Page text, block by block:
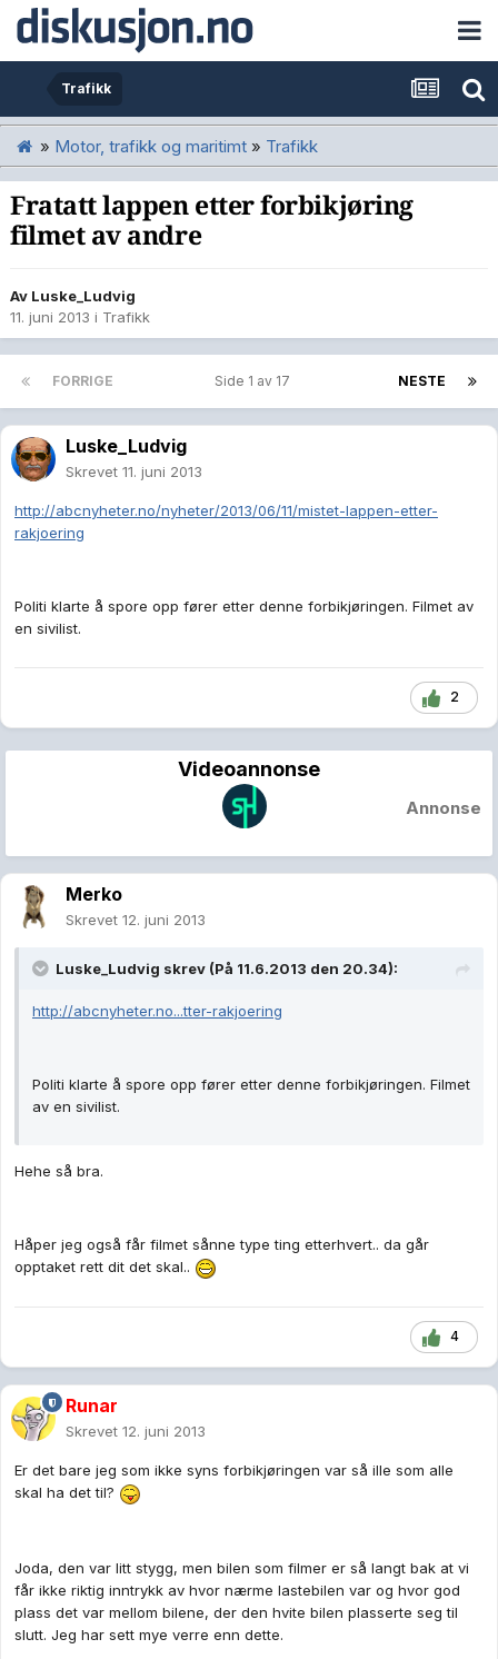
Trafikk
» Motor, trafikk og maritimt » Trafikk
Fratatt lappen etter forbikjøring
filmet av andre
Av Luske_Ludvig
11. juni 2013 i Trafikk
FORRIGE NESTE
Side 1 av 17
Luske_Ludvig
Skrevet 11. juni 2013
http://abcnyheter.no/nyheter/2013/06/11/mistet-lappen-etter-
rakjoering
Politi klarte å spore opp fører etter denne forbikjøringen. Filmet av
en sivilist.
2
Videoannonse
Annonse
Merko
Skrevet 12. juni 2013
Luske_Ludvig skrev (På 11.6.2013 den 20.34):
http://abcnyheter.no...tter-rakjoering
Politi klarte å spore opp fører etter denne forbikjøringen. Filmet
av en sivilist.
Hehe så bra.
Håper jeg også får filmet sånne type ting etterhvert.. da går
opptaket rett dit det skal..
4
Runar
Skrevet 12. juni 2013
Er det bare jeg som ikke syns forbikjøringen var så ille som alle
skal ha det til?
Joda, den var litt stygg, men bilen som filmer er så langt bak at vi
får ikke riktig inntrykk av hvor nærme lastebilen var og hvor god
plass det var mellom bilene, der den hvite bilen plasserte seg til
slutt. Jeg har sett mye verre enn dette.